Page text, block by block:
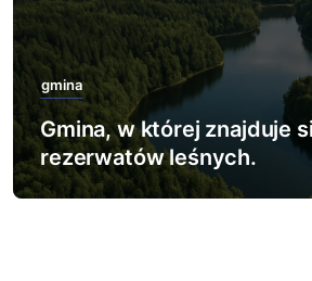
gmina
Gmina, w której
największy poligon